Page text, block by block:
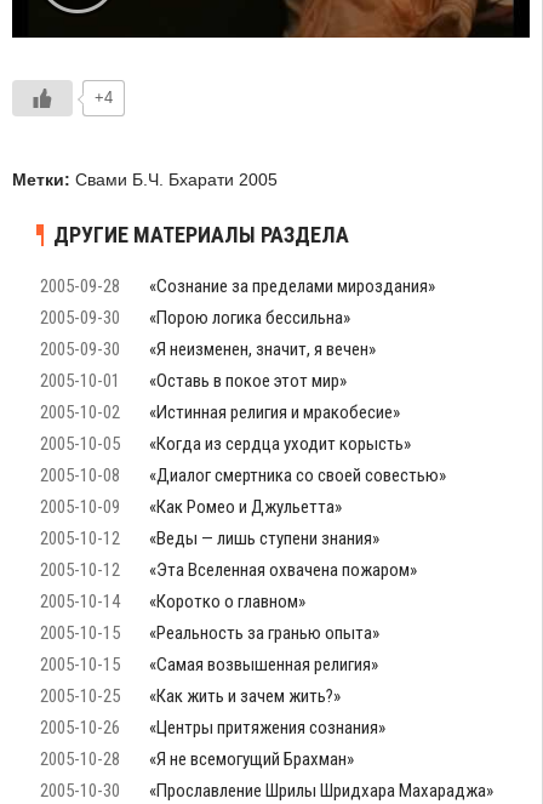
+4
Метки: Свами Б.Ч. Бхарати 2005
ДРУГИЕ МАТЕРИАЛЫ РАЗДЕЛА
2005-09-28
«Сознание за пределами мироздания»
2005-09-30
«Порою логика бессильна»
2005-09-30
«Я неизменен, значит, я вечен»
2005-10-01
«Оставь в покое этот мир»
2005-10-02
«Истинная религия и мракобесие»
2005-10-05
«Когда из сердца уходит корысть»
2005-10-08
«Диалог смертника со своей совестью»
2005-10-09
«Как Ромео и Джульетта»
2005-10-12
«Веды — лишь ступени знания»
2005-10-12
«Эта Вселенная охвачена пожаром»
2005-10-14
«Коротко о главном»
2005-10-15
«Реальность за гранью опыта»
2005-10-15
«Самая возвышенная религия»
2005-10-25
«Как жить и зачем жить?»
2005-10-26
«Центры притяжения сознания»
2005-10-28
«Я не всемогущий Брахман»
2005-10-30
«Прославление Шрилы Шридхара Махараджа»